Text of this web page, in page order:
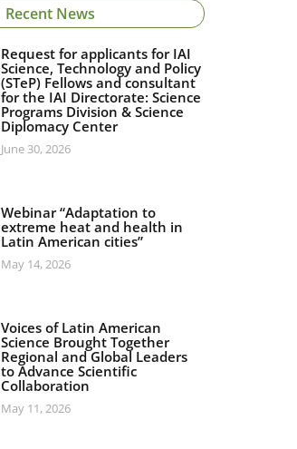
Recent News
Request for applicants for IAI
Science, Technology and Policy
(STeP) Fellows and consultant
for the IAI Directorate: Science
Programs Division & Science
Diplomacy Center
June 30, 2026
Webinar “Adaptation to
extreme heat and health in
Latin American cities”
May 14, 2026
Voices of Latin American
Science Brought Together
Regional and Global Leaders
to Advance Scientific
Collaboration
May 11, 2026